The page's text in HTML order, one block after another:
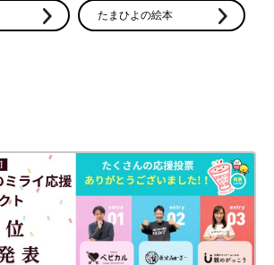
たまひよの絵本